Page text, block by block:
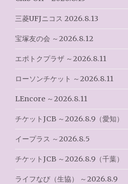
ョ
ン
三菱UFJニコス 2026.8.13
宝塚友の会 ～2026.8.12
エポトクプラザ ～2026.8.11
ローソンチケット ～2026.8.11
LEncore ～2026.8.11
チケットJCB ～2026.8.9（愛知）
イープラス ～2026.8.5
チケットJCB ～2026.8.9（千葉）
ライフなび（生協） ～2026.8.9